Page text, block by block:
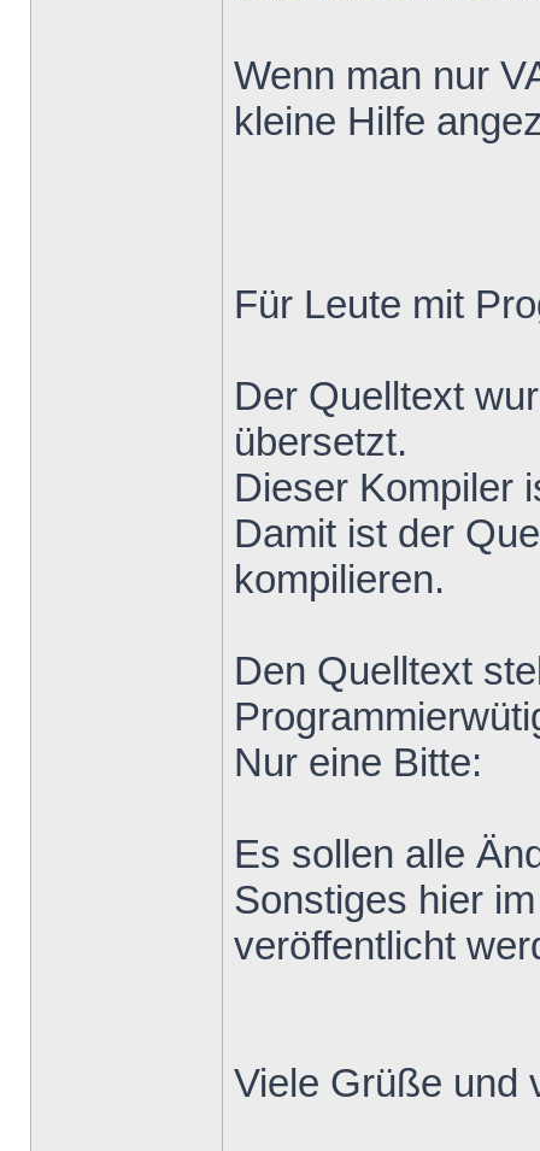
Wenn man nur
kleine Hilfe
Für Leute mit
Der Quelltext
übersetzt.
Dieser Kompiler
Damit ist der
kompilieren.
Den Quelltext
Nur eine Bitte:
Es sollen alle
Sonstiges hier
veröffentlicht
Viele Grüße und